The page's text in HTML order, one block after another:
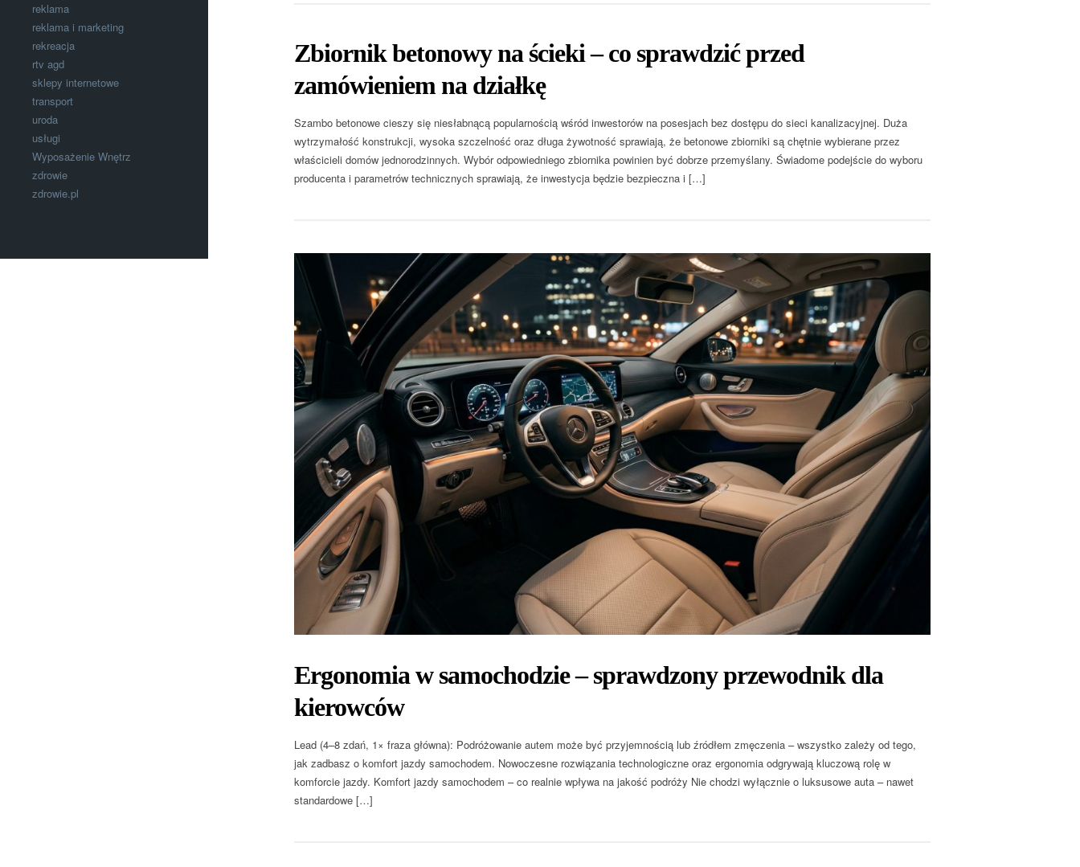
reklama
reklama i marketing
rekreacja
rtv agd
sklepy internetowe
transport
uroda
usługi
Wyposażenie Wnętrz
zdrowie
zdrowie.pl
Zbiornik betonowy na ścieki – co sprawdzić przed
zamówieniem na działkę
Szambo betonowe cieszy się niesłabnącą popularnością wśród inwestorów na posesjach bez dostępu do sieci kanalizacyjnej. Duża
wytrzymałość konstrukcji, wysoka szczelność oraz długa żywotność sprawiają, że betonowe zbiorniki są chętnie wybierane przez
właścicieli domów jednorodzinnych. Wybór odpowiedniego zbiornika powinien być dobrze przemyślany. Świadome podejście do wyboru
producenta i parametrów technicznych sprawiają, że inwestycja będzie bezpieczna i […]
Ergonomia w samochodzie – sprawdzony przewodnik dla
kierowców
Lead (4–8 zdań, 1× fraza główna): Podróżowanie autem może być przyjemnością lub źródłem zmęczenia – wszystko zależy od tego,
jak zadbasz o komfort jazdy samochodem. Nowoczesne rozwiązania technologiczne oraz ergonomia odgrywają kluczową rolę w
komforcie jazdy. Komfort jazdy samochodem – co realnie wpływa na jakość podróży Nie chodzi wyłącznie o luksusowe auta – nawet
standardowe […]